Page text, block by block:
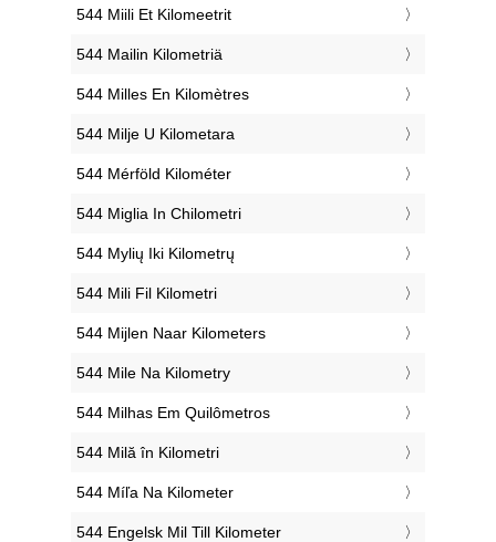
‎544 Miili Et Kilomeetrit
‎544 Mailin Kilometriä
‎544 Milles En Kilomètres
‎544 Milje U Kilometara
‎544 Mérföld Kilométer
‎544 Miglia In Chilometri
‎544 Mylių Iki Kilometrų
‎544 Mili Fil Kilometri
‎544 Mijlen Naar Kilometers
‎544 Mile Na Kilometry
‎544 Milhas Em Quilômetros
‎544 Milă în Kilometri
‎544 Míľa Na Kilometer
‎544 Engelsk Mil Till Kilometer